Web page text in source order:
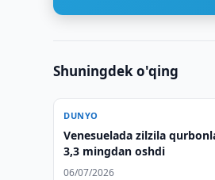
Shuningdek o'qing
DUNYO
Venesuelada zilzila
3,3 mingdan oshdi
06/07/2026